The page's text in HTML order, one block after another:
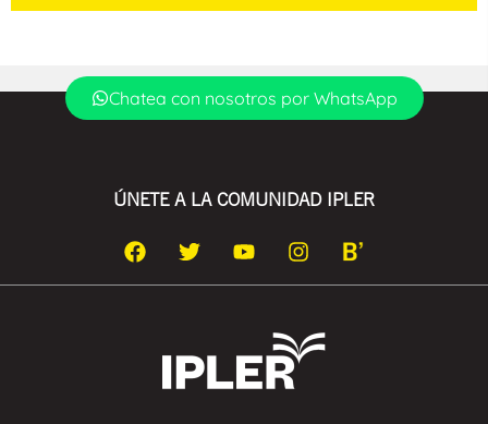
Chatea con nosotros por WhatsApp
ÚNETE A LA COMUNIDAD IPLER